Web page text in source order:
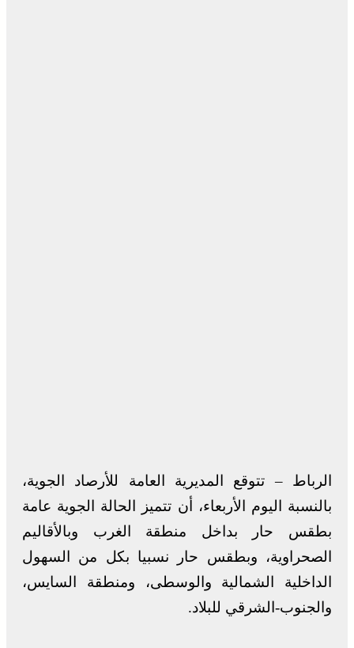
الرباط – تتوقع المديرية العامة للأرصاد الجوية،
بالنسبة اليوم الأربعاء، أن تتميز الحالة الجوية عامة
بطقس حار بداخل منطقة الغرب وبالأقاليم
الصحراوية، وبطقس حار نسبيا بكل من السهول
الداخلية الشمالية والوسطى، ومنطقة السايس،
والجنوب-الشرقي للبلاد.